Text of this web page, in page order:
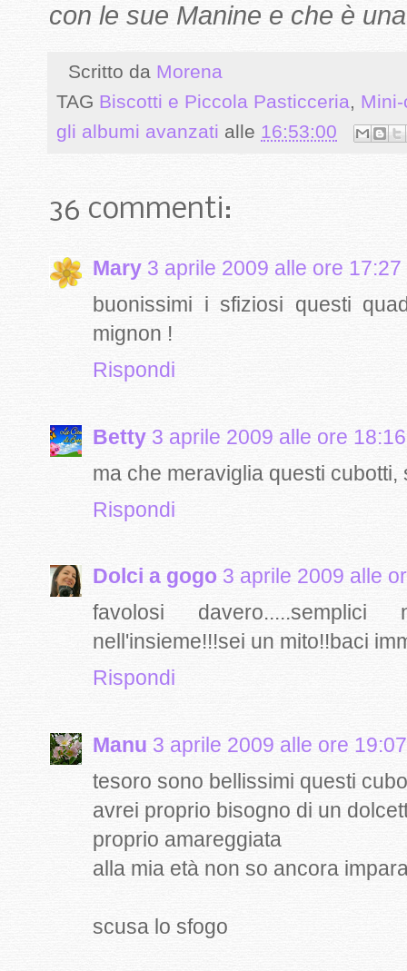
con le sue Manine e che è
Scritto da Morena
TAG Biscotti e Piccola Pasticceria,
gli albumi avanzati alle 16:53:00
36 commenti:
Mary 3 aprile 2009 alle ore 17:27
buonissimi i sfiziosi questi
mignon !
Rispondi
Betty 3 aprile 2009 alle ore 18:16
ma che meraviglia questi
Rispondi
Dolci a gogo 3 aprile 2009 alle
favolosi
nell'insieme!!!sei un mito!!baci
Rispondi
Manu 3 aprile 2009 alle ore 19:07
tesoro sono bellissimi questi
avrei proprio bisogno di un
proprio amareggiata
alla mia età non so ancora
scusa lo sfogo